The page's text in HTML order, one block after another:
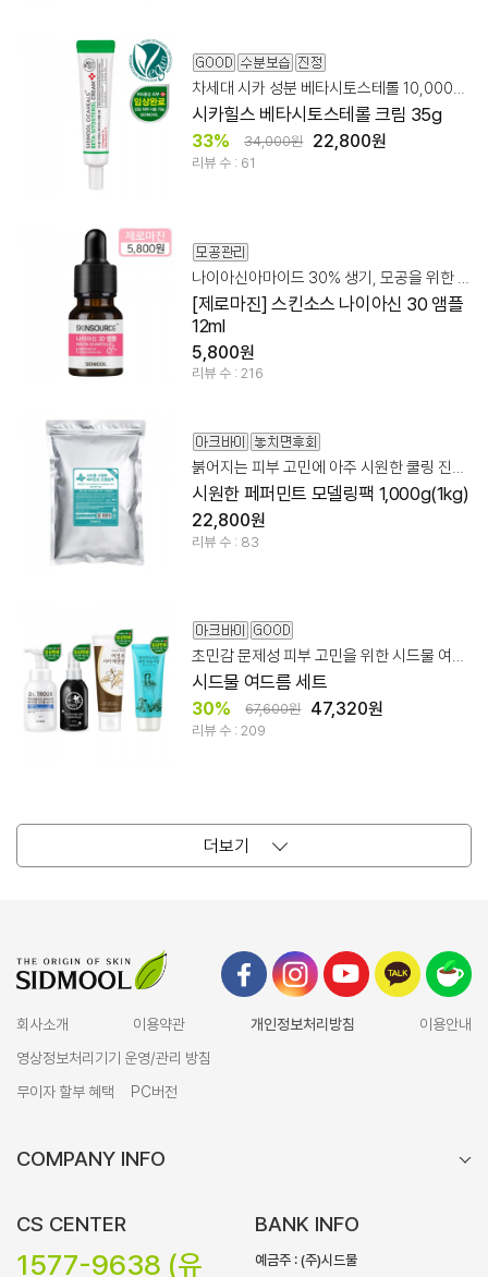
차세대 시카 성분 베타시토스테롤 10,000ppm + 판테놀
시카힐스 베타시토스테롤 크림 35g
33% 34,000원 22,800원
리뷰 수 : 61
나이아신아마이드 30% 생기, 모공을 위한 믹스템!
[제로마진] 스킨소스 나이아신 30 앰플
12ml
5,800원
리뷰 수 : 216
붉어지는 피부 고민에 아주 시원한 쿨링 진정 관리!
시원한 페퍼민트 모델링팩 1,000g(1kg)
22,800원
리뷰 수 : 83
초민감 문제성 피부 고민을 위한 시드물 여드름 세트
시드물 여드름 세트
30% 67,600원 47,320원
리뷰 수 : 209
더보기
회사소개 이용약관 개인정보처리방침
이용안내
영상정보처리기기 운영/관리 방침
무이자 할부 혜택
PC버전
COMPANY INFO
CS CENTER
1577-9638 (유
BANK INFO
예금주 : (주)시드물